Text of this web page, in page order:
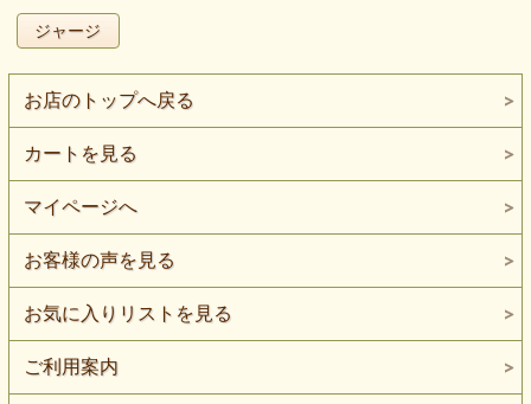
ジャージ
お店のトップへ戻る
カートを見る
マイページへ
お客様の声を見る
お気に入りリストを見る
ご利用案内